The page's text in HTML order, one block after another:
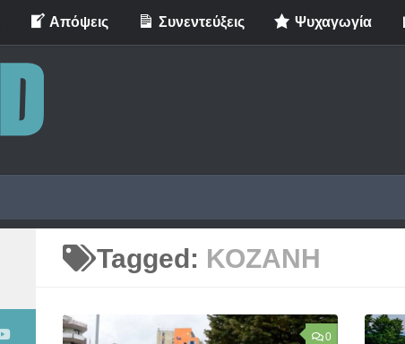
Απόψεις Συνεντεύξεις Ψυχαγωγία
Tagged: ΚΟΖΑΝΗ
0